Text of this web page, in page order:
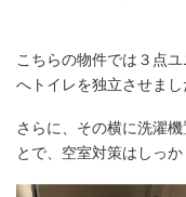
こちらの物件では３点
へトイレを独立させまし
さらに、その横に洗濯
とで、空室対策はしっか